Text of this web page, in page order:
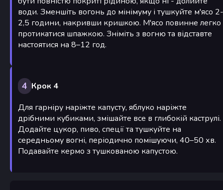
води. Зменшіть вогонь до мінімуму і тушкуйте м'ясо 2-
2,5 години, накривши кришкою. М'ясо повинне легко
протикатися шпажкою. Зніміть з вогню та відставте
настоятися на 8–12 год.
4 Крок 4
Для гарніру наріжте капусту, яблуко наріжте
дрібними кубиками, змішайте все в глибокій каструлі.
Додайте цукор, пиво, спеції та тушкуйте на
середньому вогні, періодично помішуючи, 40–50 хв.
Подавайте кермо з тушкованою капустою.